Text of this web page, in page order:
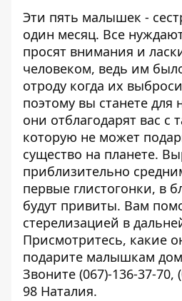
Эти пять малышек -
один месяц. Все
просят внимания и
человеком, ведь им
отроду когда их
поэтому вы станете для
они отблагодарят вас с
которую не может
существо на планете.
приблизительно
первые глистогонки, в
будут привиты. Вам
стерелизацией в
Присмотритесь, какие
подарите малышкам
Звоните (067)-136-37-70,
98 Наталия.